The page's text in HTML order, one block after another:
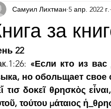
Ежедневная
за
Самуил Лихтман 5 апр. 2022 г.
22
«Если кто из
но обольщает свое
τισ δοκεῖ θρησκὸς
τούτου μάταιος